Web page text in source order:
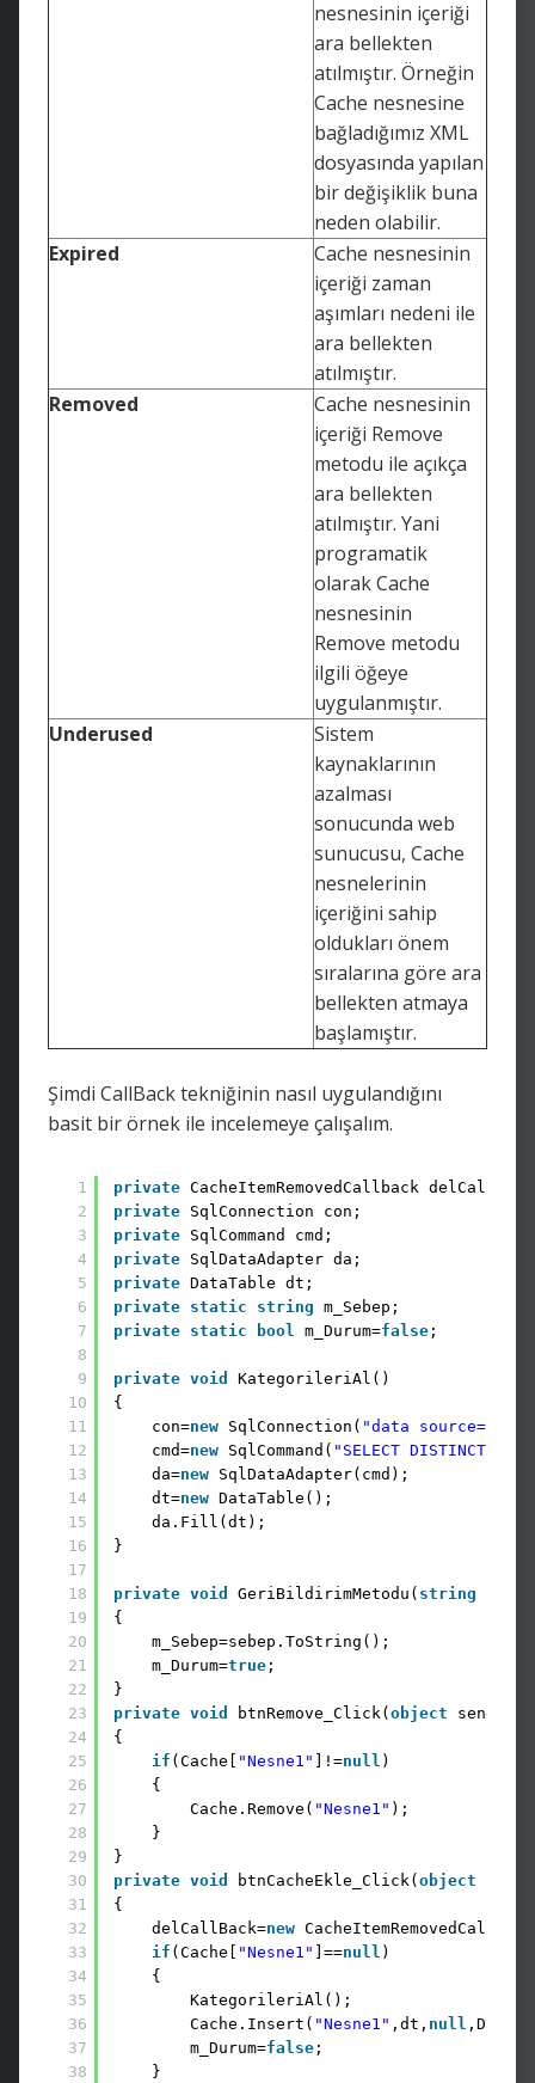
nesnesinin içeriği
ara bellekten
atılmıştır. Örneğin
Cache nesnesine
bağladığımız XML
dosyasında yapılan
bir değişiklik buna
neden olabilir.
Expired
Cache nesnesinin
içeriği zaman
aşımları nedeni ile
ara bellekten
atılmıştır.
Removed
Cache nesnesinin
içeriği Remove
metodu ile açıkça
ara bellekten
atılmıştır. Yani
programatik
olarak Cache
nesnesinin
Remove metodu
ilgili öğeye
uygulanmıştır.
Underused
Sistem
kaynaklarının
azalması
sonucunda web
sunucusu, Cache
nesnelerinin
içeriğini sahip
oldukları önem
sıralarına göre ara
bellekten atmaya
başlamıştır.
Şimdi CallBack tekniğinin nasıl uygulandığını
basit bir örnek ile incelemeye çalışalım.
1
2
3
4
5
6
7
8
9
10
11
12
13
14
15
16
17
18
19
20
21
22
23
24
25
26
27
28
29
30
31
32
33
34
35
36
37
38
private CacheItemRemovedCallback
private SqlConnection con;
private SqlCommand cmd;
private SqlDataAdapter da;
private DataTable dt;
private static string m_Sebep;
private static bool m_Durum=false ;
private void
KategorileriAl()
{
con=new SqlConnection( "data
cmd=new SqlCommand( "SELECT DISTINCT
da=new SqlDataAdapter(cmd);
dt=new DataTable();
da.Fill(dt);
}
private void GeriBildirimMetodu( string
{
m_Sebep=sebep.ToString();
m_Durum=true ;
}
private void btnRemove_Click( object
sender,
{
if (Cache[ "Nesne1" ]!=null )
{
Cache.Remove( "Nesne1" );
}
}
private void btnCacheEkle_Click( object
{
delCallBack=new
if (Cache[ "Nesne1" ]==null )
{
KategorileriAl();
Cache.Insert( "Nesne1" ,dt, null
m_Durum=false ;
}